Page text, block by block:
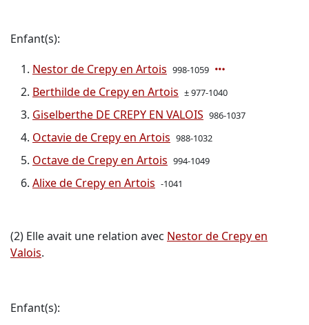
Enfant(s):
Nestor de Crepy en Artois 998-1059
Berthilde de Crepy en Artois ± 977-1040
Giselberthe DE CREPY EN VALOIS 986-1037
Octavie de Crepy en Artois 988-1032
Octave de Crepy en Artois 994-1049
Alixe de Crepy en Artois -1041
(2) Elle avait une relation avec Nestor de Crepy en
Valois.
Enfant(s):